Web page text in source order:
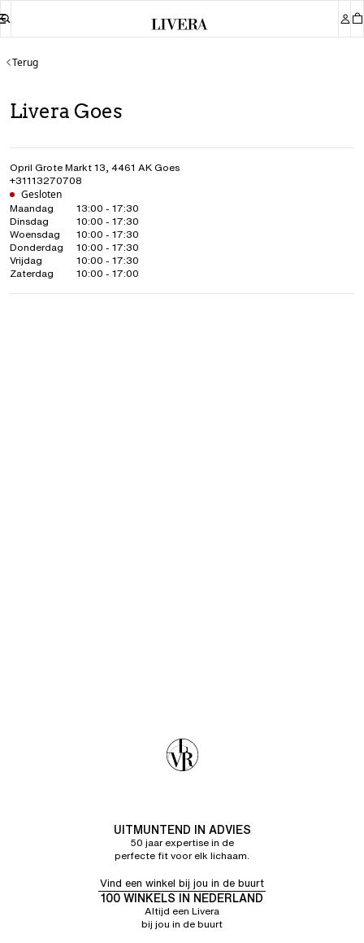
Terug
Livera Goes
Opril Grote Markt 13, 4461 AKGoes
+31113270708
Gesloten
Maandag
13:00 - 17:30
Dinsdag
10:00 - 17:30
Woensdag
10:00 - 17:30
Donderdag
10:00 - 17:30
Vrijdag
10:00 - 17:30
Zaterdag
10:00 - 17:00
UITMUNTEND IN ADVIES
50 jaar expertise in de
perfecte fit voor elk lichaam.
Vind een winkel bij jou in de buurt
100 WINKELS IN NEDERLAND
Altijd een Livera
bij jou in de buurt